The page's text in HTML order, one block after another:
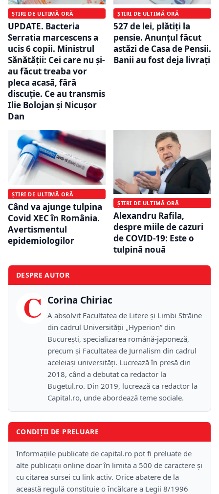
ȘTIRI DE ULTIMĂ ORĂ
UPDATE. Bacteria
Serratia marcescens a
ucis 6 copii. Ministrul
Sănătății: Cei care nu şi-
au făcut treaba vor
pleca acasă, fără
discuţie. Ce au transmis
Ilie Bolojan și Nicușor
Dan
ȘTIRI DE ULTIMĂ ORĂ
527 de lei, plătiți la
pensie. Anunțul făcut
astăzi de Casa de Pensii.
Banii au fost deja livrați
ȘTIRI DE ULTIMĂ ORĂ
Când va ajunge tulpina
Covid XEC în România.
Avertismentul
epidemiologilor
ȘTIRI DE ULTIMĂ ORĂ
Alexandru Rafila,
despre miile de cazuri
de COVID-19: Este o
tulpină nouă
DESPRE AUTOR
C Corina Chiriac
A absolvit Facultatea de Litere și Limbi Străine
din cadrul Universității „Hyperion” din
București, specializarea română-japoneză,
precum și Facultatea de Jurnalism din cadrul
aceleiași universități. Lucrează în presă din
2018, când a debutat ca redactor la
Bugetul.ro. Din 2019, lucrează ca redactor la
Capital.ro, unde abordează teme sociale.
CONDIȚII DE PRELUARE
Informațiile publicate de capital.ro pot fi preluate de
alte publicații online doar în limita a 500 de caractere și
cu citarea sursei cu link activ. Orice abatere de la
această regulă constituie o încălcare a Legii 8/1996